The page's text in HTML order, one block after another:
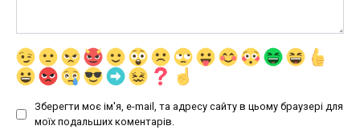
Зберегти моє ім'я, e-mail, та адресу сайту в цьому браузері для
моїх подальших коментарів.